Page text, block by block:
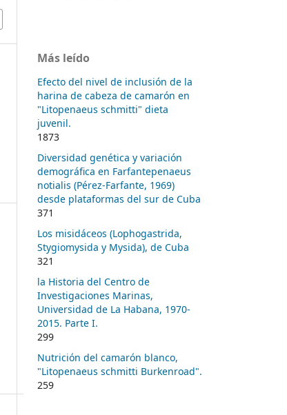
Más leído
Efecto del nivel de inclusión de la
harina de cabeza de camarón en
"Litopenaeus schmitti" dieta
juvenil.
1873
Diversidad genética y variación
demográfica en Farfantepenaeus
notialis (Pérez-Farfante, 1969)
desde plataformas del sur de Cuba
371
Los misidáceos (Lophogastrida,
Stygiomysida y Mysida), de Cuba
321
la Historia del Centro de
Investigaciones Marinas,
Universidad de La Habana, 1970-
2015. Parte I.
299
Nutrición del camarón blanco,
"Litopenaeus schmitti Burkenroad".
259